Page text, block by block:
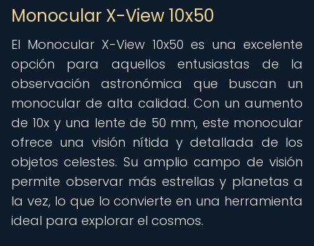
Monocular X-View 10x50
El Monocular X-View 10x50 es una excelente
opción para aquellos entusiastas de la
observación astronómica que buscan un
monocular de alta calidad. Con un aumento
de 10x y una lente de 50 mm, este monocular
ofrece una visión nítida y detallada de los
objetos celestes. Su amplio campo de visión
permite observar más estrellas y planetas a
la vez, lo que lo convierte en una herramienta
ideal para explorar el cosmos.